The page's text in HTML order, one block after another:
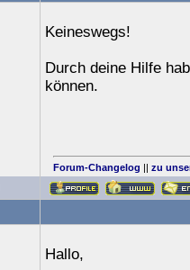
Keineswegs!
Durch deine Hilfe
können.
Forum-Changelog || zu
Hallo,